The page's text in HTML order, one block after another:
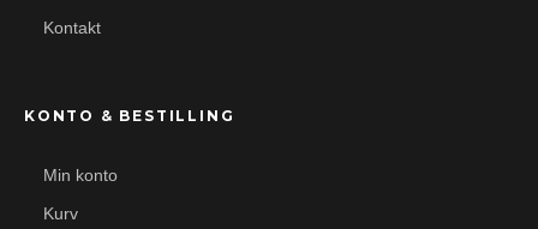
Kontakt
KONTO & BESTILLING
Min konto
Kurv